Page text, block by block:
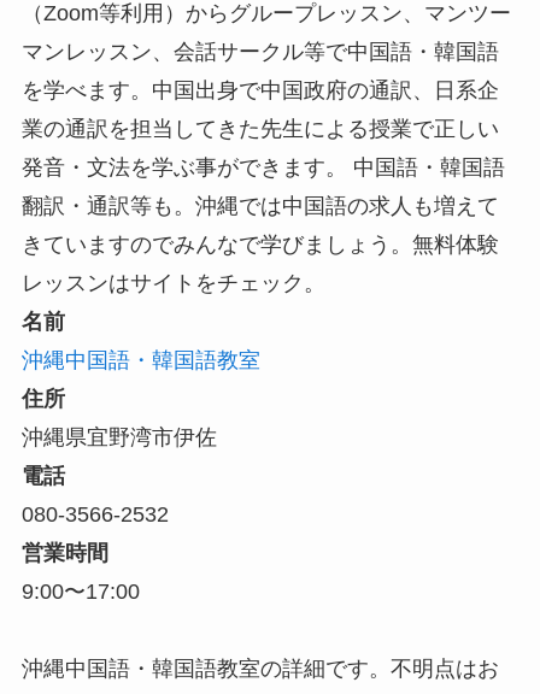
（Zoom等利用）からグループレッスン、マンツー
マンレッスン、会話サークル等で中国語・韓国語
を学べます。中国出身で中国政府の通訳、日系企
業の通訳を担当してきた先生による授業で正しい
発音・文法を学ぶ事ができます。 中国語・韓国語
翻訳・通訳等も。沖縄では中国語の求人も増えて
きていますのでみんなで学びましょう。無料体験
レッスンはサイトをチェック。
名前
沖縄中国語・韓国語教室
住所
沖縄県宜野湾市伊佐
電話
080-3566-2532
営業時間
9:00〜17:00
沖縄中国語・韓国語教室の詳細です。不明点はお